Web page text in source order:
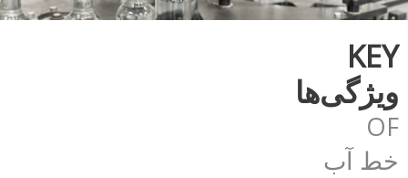
KEY
ویژگی‌ها
OF
خط آب